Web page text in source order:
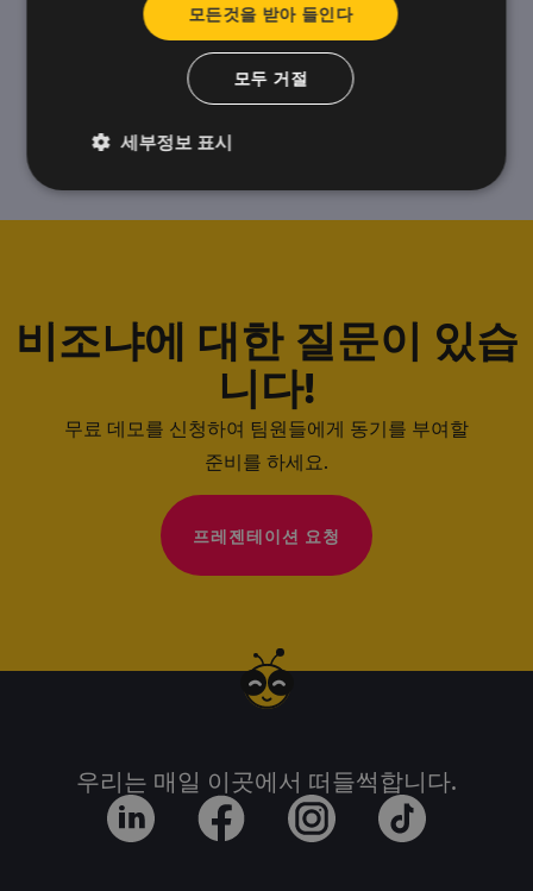
비조냐에 대한 질문이 있습
니다!
무료 데모를 신청하여 팀원들에게 동기를 부여할
준비를 하세요.
프레젠테이션 요청
우리는 매일 이곳에서 떠들썩합니다.
모든것을 받아 들인다
모두 거절
세부정보 표시